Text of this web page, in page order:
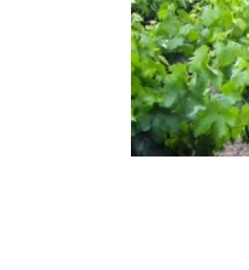
Cambio global
Funcionamiento de los ecosistemas
Observación de la Tierra